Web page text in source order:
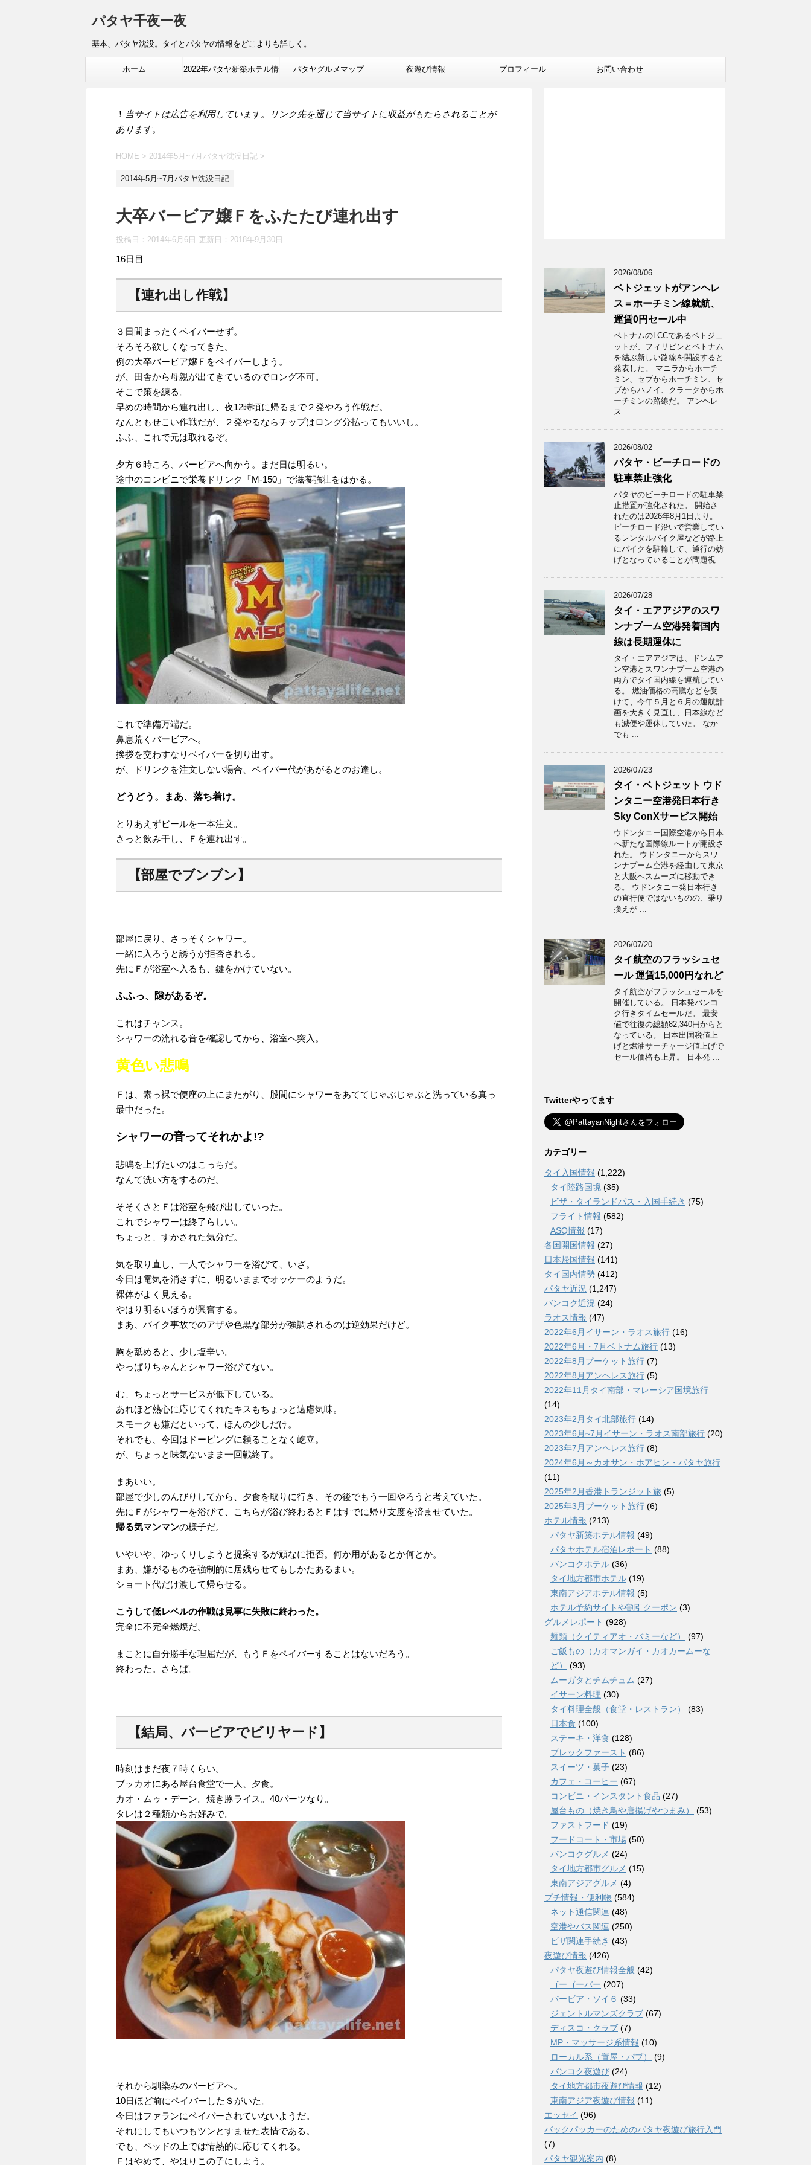
パタヤ千夜一夜
基本、パタヤ沈没。タイとパタヤの情報をどこよりも詳しく。
ホーム 2022年パタヤ新築ホテル情 パタヤグルメマップ 夜遊び情報 プロフィール お問い合わせ
！ 当サイトは広告を利用しています。リンク先を通じて当サイトに収益がもたらされることが
あります。
HOME > 2014年5月~7月パタヤ沈没日記 >
2014年5月~7月パタヤ沈没日記
大卒バービア嬢Ｆをふたたび連れ出す
投稿日：2014年6月6日 更新日： 2018年9月30日
16日目
【連れ出し作戦】
３日間まったくペイバーせず。
そろそろ欲しくなってきた。
例の大卒バービア嬢Ｆをペイバーしよう。
が、田舎から母親が出てきているのでロング不可。
そこで策を練る。
早めの時間から連れ出し、夜12時頃に帰るまで２発やろう作戦だ。
なんともせこい作戦だが、２発やるならチップはロング分払ってもいいし。
ふふ、これで元は取れるぞ。
夕方６時ころ、バービアへ向かう。まだ日は明るい。
途中のコンビニで栄養ドリンク「M-150」で滋養強壮をはかる。
これで準備万端だ。
鼻息荒くバービアへ。
挨拶を交わすなりペイバーを切り出す。
が、ドリンクを注文しない場合、ペイバー代があがるとのお達し。
どうどう。まあ、落ち着け。
とりあえずビールを一本注文。
さっと飲み干し、Ｆを連れ出す。
【部屋でブンブン】
部屋に戻り、さっそくシャワー。
一緒に入ろうと誘うが拒否される。
先にＦが浴室へ入るも、鍵をかけていない。
ふふっ、隙があるぞ。
これはチャンス。
シャワーの流れる音を確認してから、浴室へ突入。
黄色い悲鳴
Ｆは、素っ裸で便座の上にまたがり、股間にシャワーをあててじゃぶじゃぶと洗っている真っ
最中だった。
シャワーの音ってそれかよ!?
悲鳴を上げたいのはこっちだ。
なんて洗い方をするのだ。
そそくさとＦは浴室を飛び出していった。
これでシャワーは終了らしい。
ちょっと、すかされた気分だ。
気を取り直し、一人でシャワーを浴びて、いざ。
今日は電気を消さずに、明るいままでオッケーのようだ。
裸体がよく見える。
やはり明るいほうが興奮する。
まあ、バイク事故でのアザや色黒な部分が強調されるのは逆効果だけど。
胸を舐めると、少し塩辛い。
やっぱりちゃんとシャワー浴びてない。
む、ちょっとサービスが低下している。
あれほど熱心に応じてくれたキスもちょっと遠慮気味。
スモークも嫌だといって、ほんの少しだけ。
それでも、今回はドーピングに頼ることなく屹立。
が、ちょっと味気ないまま一回戦終了。
まあいい。
部屋で少しのんびりしてから、夕食を取りに行き、その後でもう一回やろうと考えていた。
先にＦがシャワーを浴びて、こちらが浴び終わるとＦはすでに帰り支度を済ませていた。
帰る気マンマンの様子だ。
いやいや、ゆっくりしようと提案するが頑なに拒否。何か用があるとか何とか。
まあ、嫌がるものを強制的に居残らせてもしかたあるまい。
ショート代だけ渡して帰らせる。
こうして低レベルの作戦は見事に失敗に終わった。
完全に不完全燃焼だ。
まことに自分勝手な理屈だが、もうＦをペイバーすることはないだろう。
終わった。さらば。
【結局、バービアでビリヤード】
時刻はまだ夜７時くらい。
ブッカオにある屋台食堂で一人、夕食。
カオ・ムゥ・デーン。焼き豚ライス。40バーツなり。
タレは２種類からお好みで。
それから馴染みのバービアへ。
10日ほど前にペイバーしたＳがいた。
今日はファランにペイバーされていないようだ。
それにしてもいつもツンとすませた表情である。
でも、ベッドの上では情熱的に応じてくれる。
Ｆはやめて、やはりこの子にしよう。
2026/08/06
ベトジェットがアンヘレ
ス＝ホーチミン線就航、
運賃0円セール中
ベトナムのLCCであるベトジェ
ットが、フィリピンとベトナム
を結ぶ新しい路線を開設すると
発表した。 マニラからホーチ
ミン、セブからホーチミン、セ
ブからハノイ、クラークからホ
ーチミンの路線だ。 アンヘレ
ス ...
2026/08/02
パタヤ・ビーチロードの
駐車禁止強化
パタヤのビーチロードの駐車禁
止措置が強化された。 開始さ
れたのは2026年8月1日より。
ビーチロード沿いで営業してい
るレンタルバイク屋などが路上
にバイクを駐輪して、通行の妨
げとなっていることが問題視 ...
2026/07/28
タイ・エアアジアのスワ
ンナプーム空港発着国内
線は長期運休に
タイ・エアアジアは、ドンムア
ン空港とスワンナプーム空港の
両方でタイ国内線を運航してい
る。 燃油価格の高騰などを受
けて、今年５月と６月の運航計
画を大きく見直し、日本線など
も減便や運休していた。 なか
でも ...
2026/07/23
タイ・ベトジェット ウド
ンタニー空港発日本行き
Sky ConXサービス開始
ウドンタニー国際空港から日本
へ新たな国際線ルートが開設さ
れた。 ウドンタニーからスワ
ンナプーム空港を経由して東京
と大阪へスムーズに移動でき
る。 ウドンタニー発日本行き
の直行便ではないものの、乗り
換えが ...
2026/07/20
タイ航空のフラッシュセ
ール 運賃15,000円なれど
タイ航空がフラッシュセールを
開催している。 日本発バンコ
ク行きタイムセールだ。 最安
値で往復の総額82,340円からと
なっている。 日本出国税値上
げと燃油サーチャージ値上げで
セール価格も上昇。 日本発 ...
Twitterやってます
カテゴリー
タイ入国情報 (1,222)
タイ陸路国境 (35)
ビザ・タイランドパス・入国手続き (75)
フライト情報 (582)
ASQ情報 (17)
各国開国情報 (27)
日本帰国情報 (141)
タイ国内情勢 (412)
パタヤ近況 (1,247)
バンコク近況 (24)
ラオス情報 (47)
2022年6月イサーン・ラオス旅行 (16)
2022年6月・7月ベトナム旅行 (13)
2022年8月プーケット旅行 (7)
2022年8月アンヘレス旅行 (5)
2022年11月タイ南部・マレーシア国境旅行
(14)
2023年2月タイ北部旅行 (14)
2023年6月~7月イサーン・ラオス南部旅行 (20)
2023年7月アンヘレス旅行 (8)
2024年6月～カオサン・ホアヒン・パタヤ旅行
(11)
2025年2月香港トランジット旅 (5)
2025年3月プーケット旅行 (6)
ホテル情報 (213)
パタヤ新築ホテル情報 (49)
パタヤホテル宿泊レポート (88)
バンコクホテル (36)
タイ地方都市ホテル (19)
東南アジアホテル情報 (5)
ホテル予約サイトや割引クーポン (3)
グルメレポート (928)
麺類（クイティアオ・バミーなど）
(97)
ご飯もの（カオマンガイ・カオカームーな
ど）
(93)
ムーガタとチムチュム (27)
イサーン料理 (30)
タイ料理全般（食堂・レストラン）
(83)
日本食 (100)
ステーキ・洋食 (128)
ブレックファースト (86)
スイーツ・菓子 (23)
カフェ・コーヒー (67)
コンビニ・インスタント食品 (27)
屋台もの（焼き鳥や唐揚げやつまみ）
(53)
ファストフード (19)
フードコート・市場 (50)
バンコクグルメ (24)
タイ地方都市グルメ (15)
東南アジアグルメ (4)
プチ情報・便利帳 (584)
ネット通信関連 (48)
空港やバス関連 (250)
ビザ関連手続き (43)
夜遊び情報 (426)
パタヤ夜遊び情報全般 (42)
ゴーゴーバー (207)
バービア・ソイ６ (33)
ジェントルマンズクラブ (67)
ディスコ・クラブ (7)
MP・マッサージ系情報 (10)
ローカル系（置屋・パブ）
(9)
バンコク夜遊び (24)
タイ地方都市夜遊び情報 (12)
東南アジア夜遊び情報 (11)
エッセイ (96)
バックパッカーのためのパタヤ夜遊び旅行入門
(7)
パタヤ観光案内 (8)